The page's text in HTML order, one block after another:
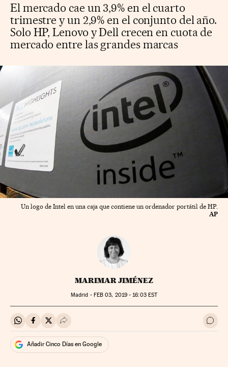
El mercado cae un 3,9% en el cuarto
trimestre y un 2,9% en el conjunto del año.
Solo HP, Lenovo y Dell crecen en cuota de
mercado entre las grandes marcas
Un logo de Intel en una caja que contiene un ordenador portátil de HP.
AP
MARIMAR JIMÉNEZ
Madrid - FEB 03, 2019 - 16:03EST
Compartir en Whatsapp
Compartir en Facebook
Compartir en Twitter
Desplegar Redes Sociales Ir a
Añadir Cinco Días en Google